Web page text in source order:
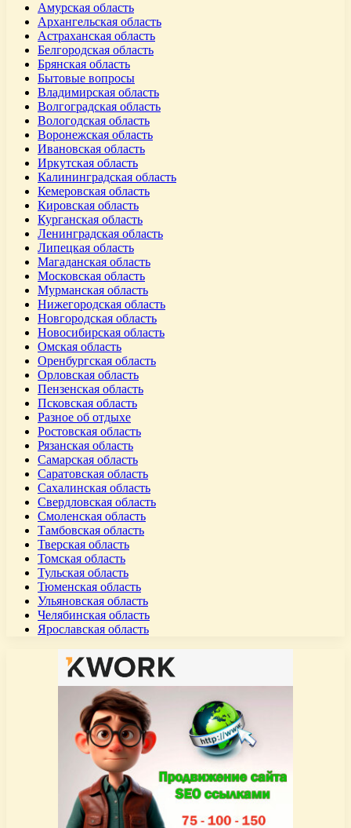
Амурская область
Архангельская область
Астраханская область
Белгородская область
Брянская область
Бытовые вопросы
Владимирская область
Волгоградская область
Вологодская область
Воронежская область
Ивановская область
Иркутская область
Калининградская область
Кемеровская область
Кировская область
Курганская область
Ленинградская область
Липецкая область
Магаданская область
Московская область
Мурманская область
Нижегородская область
Новгородская область
Новосибирская область
Омская область
Оренбургская область
Орловская область
Пензенская область
Псковская область
Разное об отдыхе
Ростовская область
Рязанская область
Самарская область
Саратовская область
Сахалинская область
Свердловская область
Смоленская область
Тамбовская область
Тверская область
Томская область
Тульская область
Тюменская область
Ульяновская область
Челябинская область
Ярославская область